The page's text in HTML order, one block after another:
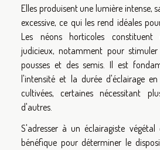
Elles produisent une lumière intense,
excessive, ce qui les rend idéales
Les néons horticoles
judicieux, notamment pour
pousses et des semis. Il est
l'intensité et la durée d'éclairage
cultivées, certaines nécessitant
d'autres.
S'adresser à un éclairagiste
bénéfique pour déterminer le